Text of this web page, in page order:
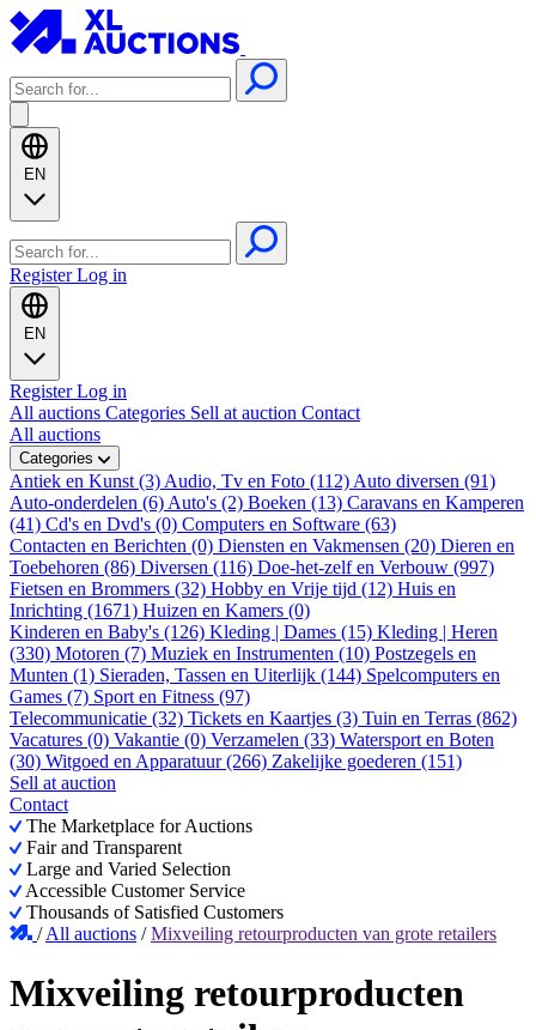
EN
RegisterLog in
EN
RegisterLog in
All auctions Categories Sell at auction Contact
All auctions
Categories
Antiek en Kunst (3) Audio, Tv en Foto (112) Auto diversen (91)
Auto-onderdelen (6) Auto's (2) Boeken (13) Caravans en Kamperen
(41) Cd's en Dvd's (0) Computers en Software (63)
Contacten en Berichten (0) Diensten en Vakmensen (20) Dieren en
Toebehoren (86) Diversen (116) Doe-het-zelf en Verbouw (997)
Fietsen en Brommers (32) Hobby en Vrije tijd (12) Huis en
Inrichting (1671) Huizen en Kamers (0)
Kinderen en Baby's (126) Kleding | Dames (15) Kleding | Heren
(330) Motoren (7) Muziek en Instrumenten (10) Postzegels en
Munten (1) Sieraden, Tassen en Uiterlijk (144) Spelcomputers en
Games (7) Sport en Fitness (97)
Telecommunicatie (32) Tickets en Kaartjes (3) Tuin en Terras (862)
Vacatures (0) Vakantie (0) Verzamelen (33) Watersport en Boten
(30) Witgoed en Apparatuur (266) Zakelijke goederen (151)
Sell at auction
Contact
The Marketplace for Auctions
Fair and Transparent
Large and Varied Selection
Accessible Customer Service
Thousands of Satisfied Customers
/All auctions /Mixveiling retourproducten van grote retailers
Mixveiling retourproducten